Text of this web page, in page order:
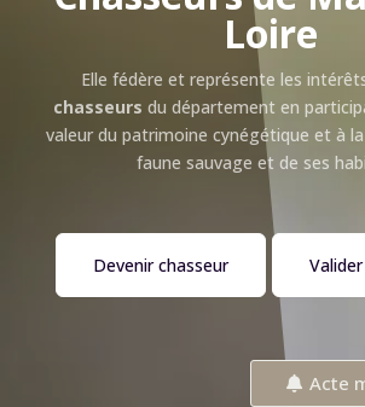
Loire
Elle fédère et représente les
chasseurs du département en
valeur du patrimoine cynégétique et à
faune sauvage et de ses
Devenir chasseur
Acte